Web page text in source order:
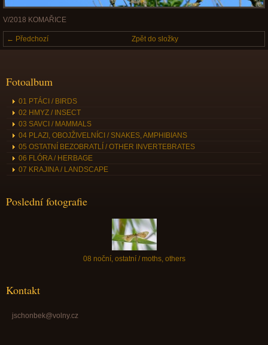
V/2018 KOMAŘICE
← Předchozí Zpět do složky
Fotoalbum
01 PTÁCI / BIRDS
02 HMYZ / INSECT
03 SAVCI / MAMMALS
04 PLAZI, OBOJŽIVELNÍCI / SNAKES, AMPHIBIANS
05 OSTATNÍ BEZOBRATLÍ / OTHER INVERTEBRATES
06 FLÓRA / HERBAGE
07 KRAJINA / LANDSCAPE
Poslední fotografie
08 noční, ostatní / moths, others
Kontakt
jschonbek@volny.cz